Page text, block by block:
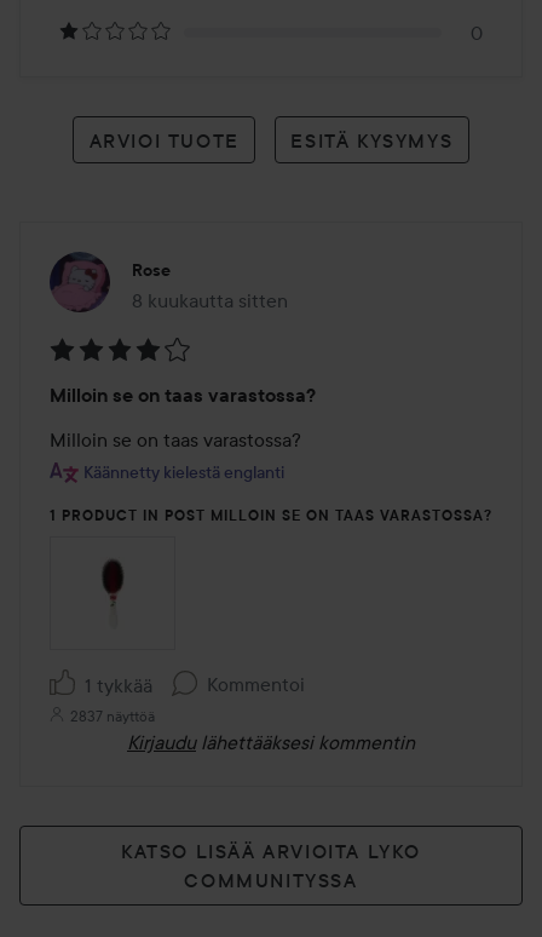
0
ARVIOI TUOTE ESITÄ KYSYMYS
Rose
8 kuukautta sitten
Viesti luotiin 8 kuukautta sitten
4
/
5
Milloin se on taas varastossa?
Milloin se on taas varastossa?
Käännetty kielestä englanti
1 PRODUCT IN POST MILLOIN SE ON TAAS VARASTOSSA?
1 tykkää Kommentoi
2837 näyttöä
Kirjaudu lähettääksesi kommentin
KATSO LISÄÄ ARVIOITA LYKO
COMMUNITYSSA